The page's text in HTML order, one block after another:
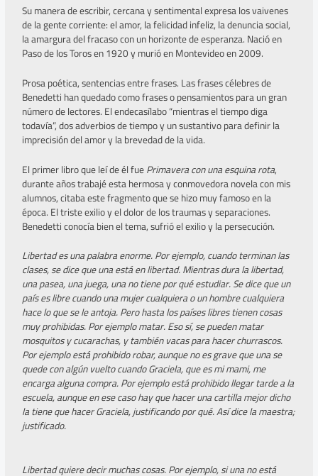
Su manera de escribir, cercana y sentimental expresa los vaivenes
de la gente corriente: el amor, la felicidad infeliz, la denuncia social,
la amargura del fracaso con un horizonte de esperanza. Nació en
Paso de los Toros en 1920 y murió en Montevideo en 2009.
Prosa poética, sentencias entre frases. Las frases célebres de
Benedetti han quedado como frases o pensamientos para un gran
número de lectores. El endecasílabo “mientras el tiempo diga
todavía”, dos adverbios de tiempo y un sustantivo para definir la
imprecisión del amor y la brevedad de la vida.
El primer libro que leí de él fuePrimavera con una esquina rota,
durante años trabajé esta hermosa y conmovedora novela con mis
alumnos, citaba este fragmento que se hizo muy famoso en la
época. El triste exilio y el dolor de los traumas y separaciones.
Benedetti conocía bien el tema, sufrió el exilio y la persecución.
Libertad es una palabra enorme. Por ejemplo, cuando terminan las
clases, se dice que una está en libertad. Mientras dura la libertad,
una pasea, una juega, una no tiene por qué estudiar. Se dice que un
país es libre cuando una mujer cualquiera o un hombre cualquiera
hace lo que se le antoja. Pero hasta los países libres tienen cosas
muy prohibidas. Por ejemplo matar. Eso sí, se pueden matar
mosquitos y cucarachas, y también vacas para hacer churrascos.
Por ejemplo está prohibido robar, aunque no es grave que una se
quede con algún vuelto cuando Graciela, que es mi mami, me
encarga alguna compra. Por ejemplo está prohibido llegar tarde a la
escuela, aunque en ese caso hay que hacer una cartilla mejor dicho
la tiene que hacer Graciela, justificando por qué. Así dice la maestra;
justificado.
Libertad quiere decir muchas cosas. Por ejemplo, si una no está